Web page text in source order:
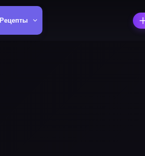
Рецепты